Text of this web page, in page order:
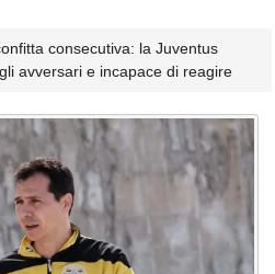
consecutiva: la Juventus
avversari e incapace di reagire